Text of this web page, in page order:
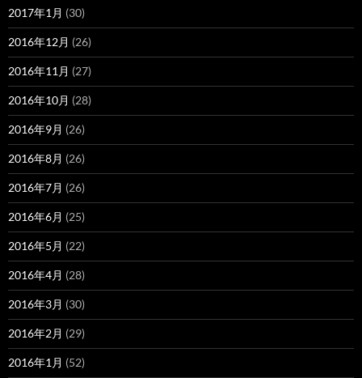
2017年1月 (30)
2016年12月 (26)
2016年11月 (27)
2016年10月 (28)
2016年9月 (26)
2016年8月 (26)
2016年7月 (26)
2016年6月 (25)
2016年5月 (22)
2016年4月 (28)
2016年3月 (30)
2016年2月 (29)
2016年1月 (52)